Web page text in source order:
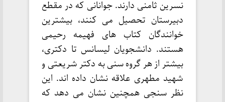
نسرین ثامنی دارند. جوانانی که در مقطع
دبیرستان تحصیل می کنند، بیشترین
خوانندگان کتاب های فهیمه رحیمی
هستند. دانشجویان لیسانس تا دکتری،
بیشتر از هر گروه سنی به دکتر شریعتی و
شهید مطهری علاقه نشان داده اند. این
نظر سنجی همچنین نشان می دهد که